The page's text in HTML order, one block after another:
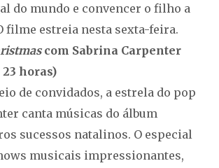
do mundo e convencer o filho a
filme estreia nesta sexta-feira.
com Sabrina Carpenter
horas)
de convidados, a estrela do pop
canta músicas do álbum
sucessos natalinos. O especial
musicais impressionantes,